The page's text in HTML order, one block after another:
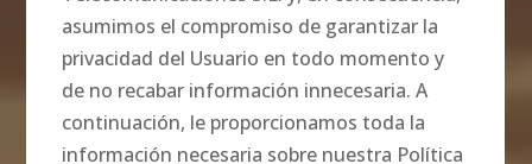
asumimos el compromiso de garantizar la
privacidad del Usuario en todo momento y
de no recabar información innecesaria. A
continuación, le proporcionamos toda la
información necesaria sobre nuestra Política